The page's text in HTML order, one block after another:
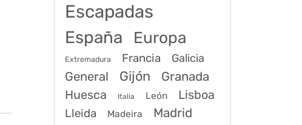
Escapadas
España Europa
Extremadura Francia Galicia
General Gijón
Granada
Huesca
Italia León Lisboa
Lleida Madeira Madrid